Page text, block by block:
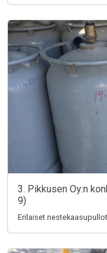
3. Pikkusen Oy:n
9)
Erilaiset nestekaasupullot